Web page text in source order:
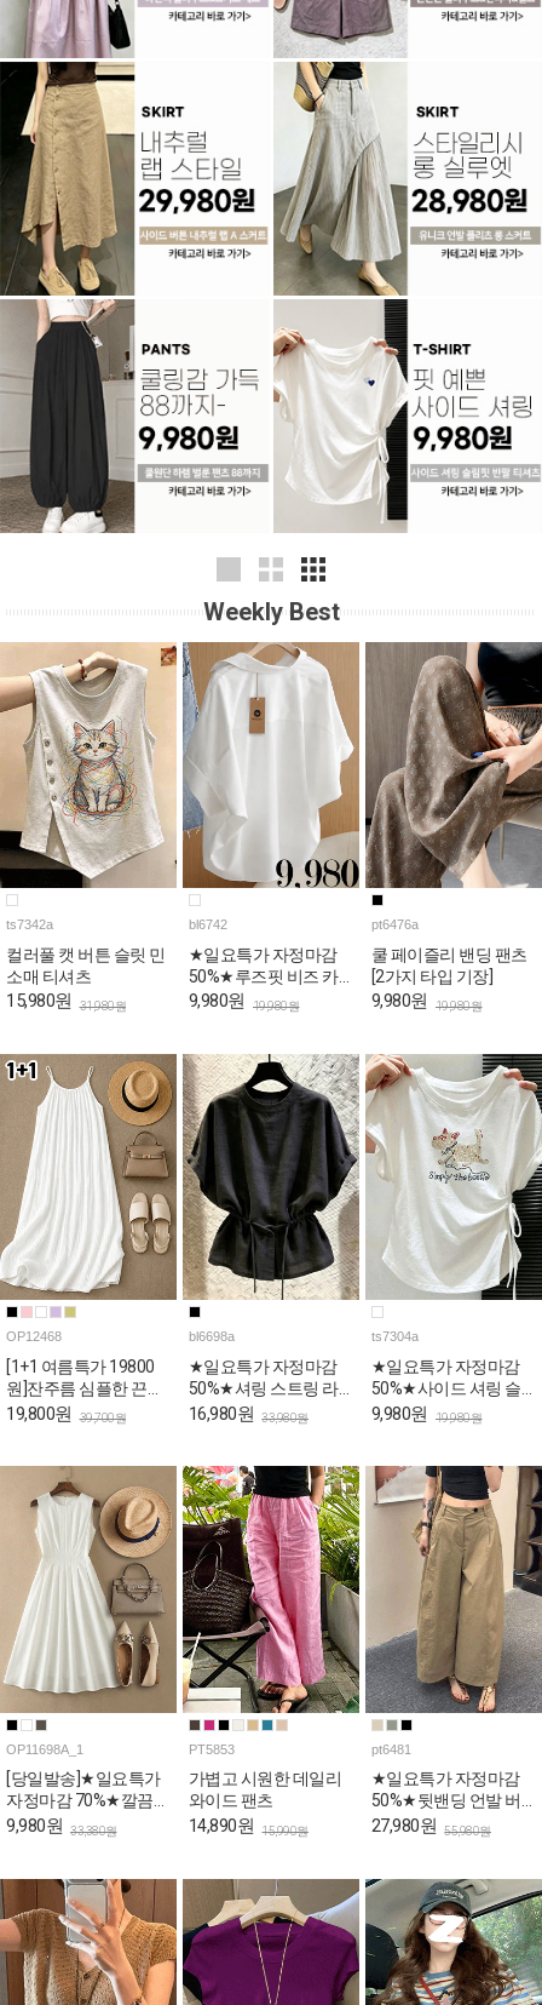
Weekly Best
ts7342a
컬러풀 캣 버튼 슬릿 민
소매 티셔츠
15,980원 31,980원
bl6742
★일요특가 자정마감
50%★루즈핏 비즈 카
라넥 반팔 블라우스
9,980원 19,980원
pt6476a
쿨 페이즐리 밴딩 팬츠
[2가지 타입 기장]
9,980원 19,980원
OP12468
[1+1 여름특가 19800
원]잔주름 심플한 끈나
시 롱 원피스
19,800원 39,700원
bl6698a
★일요특가 자정마감
50%★셔링 스트링 라
운드 여름 블라우스
16,980원 33,980원
ts7304a
★일요특가 자정마감
50%★사이드 셔링 슬
림핏 반팔 티셔츠
9,980원 19,980원
OP11698A_1
[당일발송]★일요특가
자정마감 70%★깔끔한
핀턱라인 민소매 롱 원
9,980원 33,380원
PT5853
가볍고 시원한 데일리
와이드 팬츠
14,890원 15,990원
pt6481
★일요특가 자정마감
50%★뒷밴딩 언발 버
튼 와이드 코튼 팬츠
27,980원 55,980원